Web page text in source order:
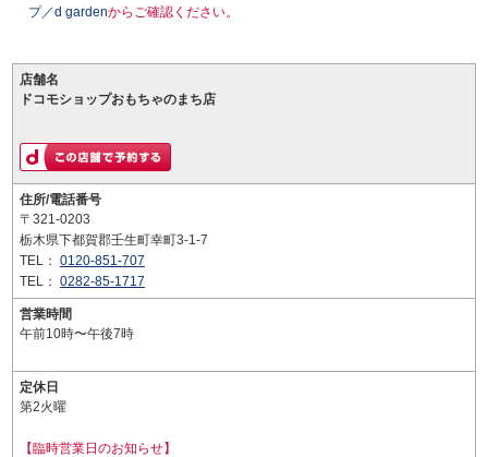
プ／d gardenからご確認ください。
店舗名
ドコモショップおもちゃのまち店
住所/電話番号
〒321-0203
栃木県下都賀郡壬生町幸町3-1-7
TEL： 0120-851-707
TEL： 0282-85-1717
営業時間
午前10時〜午後7時
定休日
第2火曜
【臨時営業日のお知らせ】